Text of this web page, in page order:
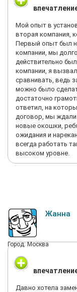
Мой опыт в
вторая компания,
Первый опыт был
компании, мы
действительно
компании, я
сравнивать, ведь
можно было
достаточно
ответил, на
договор, мы ждали
новые окошки,
ожидания и
всегда работать
высоком уровне.
Жанна
Город: Москва
Давно хотела